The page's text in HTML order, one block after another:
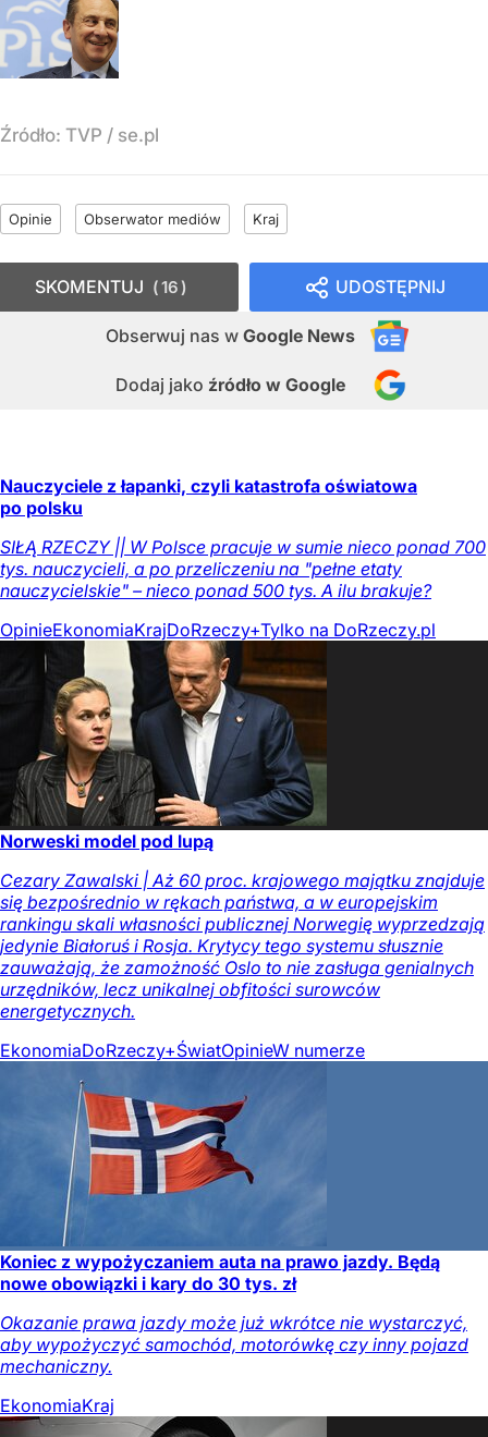
Źródło: TVP / se.pl
Opinie Obserwator mediów Kraj
UDOSTĘPNIJ
Obserwuj nas w Google News
Dodaj jako źródło w Google
SKOMENTUJ 16
Nauczyciele z łapanki, czyli katastrofa oświatowa
po polsku
SIŁĄ RZECZY || W Polsce pracuje w sumie nieco ponad 700
tys. nauczycieli, a po przeliczeniu na "pełne etaty
nauczycielskie" – nieco ponad 500 tys. A ilu brakuje?
OpinieEkonomiaKrajDoRzeczy+Tylko na DoRzeczy.pl
Norweski model pod lupą
Cezary Zawalski | Aż 60 proc. krajowego majątku znajduje
się bezpośrednio w rękach państwa, a w europejskim
rankingu skali własności publicznej Norwegię wyprzedzają
jedynie Białoruś i Rosja. Krytycy tego systemu słusznie
zauważają, że zamożność Oslo to nie zasługa genialnych
urzędników, lecz unikalnej obfitości surowców
energetycznych.
EkonomiaDoRzeczy+ŚwiatOpinieW numerze
Koniec z wypożyczaniem auta na prawo jazdy. Będą
nowe obowiązki i kary do 30 tys. zł
Okazanie prawa jazdy może już wkrótce nie wystarczyć,
aby wypożyczyć samochód, motorówkę czy inny pojazd
mechaniczny.
EkonomiaKraj